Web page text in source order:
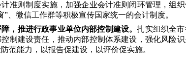
准则制度实施，加强企业会计准则闭环管理，组
”、微信工作群等积极宣传国家统一的会计制度。
，推进行政事业单位内部控制建设。扎实组织全
制建设责任，推动内部控制体系建设，强化风险
范能力，以报告促建设，以评价促实施。